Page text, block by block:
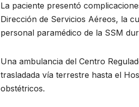
La paciente presentó
Dirección de Servicios Aéreos, la
personal paramédico de la SSM
Una ambulancia del Centro
trasladada vía terrestre hasta el
obstétricos.